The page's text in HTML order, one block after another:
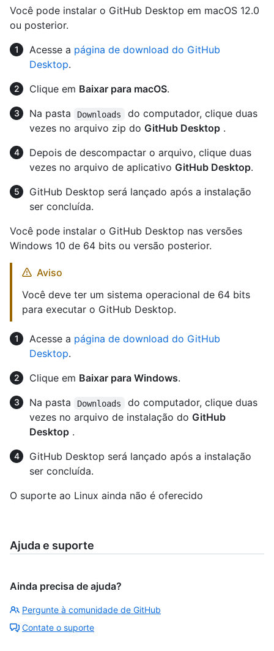
Você pode instalar o GitHub Desktop em macOS 12.0
ou posterior.
Acesse a página de download do GitHub
Desktop.
Clique em Baixar para macOS.
Na pasta
Downloads
do computador, clique duas
vezes no arquivo zip do GitHub Desktop .
Depois de descompactar o arquivo, clique duas
vezes no arquivo de aplicativo GitHub Desktop.
GitHub Desktop será lançado após a instalação
ser concluída.
Você pode instalar o GitHub Desktop nas versões
Windows 10 de 64 bits ou versão posterior.
Aviso
Você deve ter um sistema operacional de 64 bits
para executar o GitHub Desktop.
Acesse a página de download do GitHub
Desktop.
Clique em Baixar para Windows.
Na pasta
Downloads
do computador, clique duas
vezes no arquivo de instalação do GitHub
Desktop .
GitHub Desktop será lançado após a instalação
ser concluída.
O suporte ao Linux ainda não é oferecido
Ajuda e suporte
Ainda precisa de ajuda?
Pergunte à comunidade de GitHub
Contate o suporte